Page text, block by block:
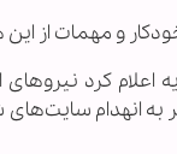
خودکار و مهمات
اعلام کرد
انهدام